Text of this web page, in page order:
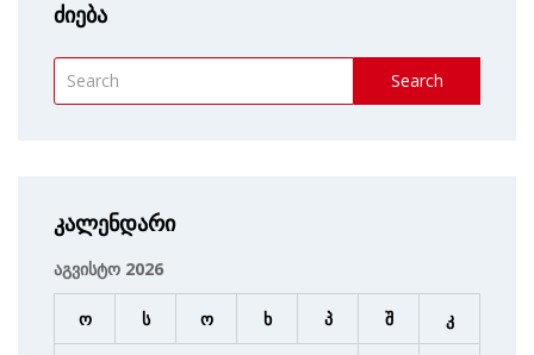
ძიება
Search
კალენდარი
აგვისტო 2026
ო ს ო ხ პ შ კ